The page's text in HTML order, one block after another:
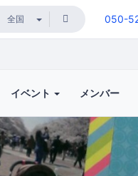
050-
イベント メンバー